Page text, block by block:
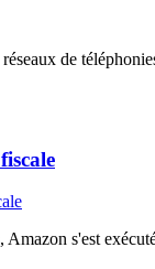
de
s'est